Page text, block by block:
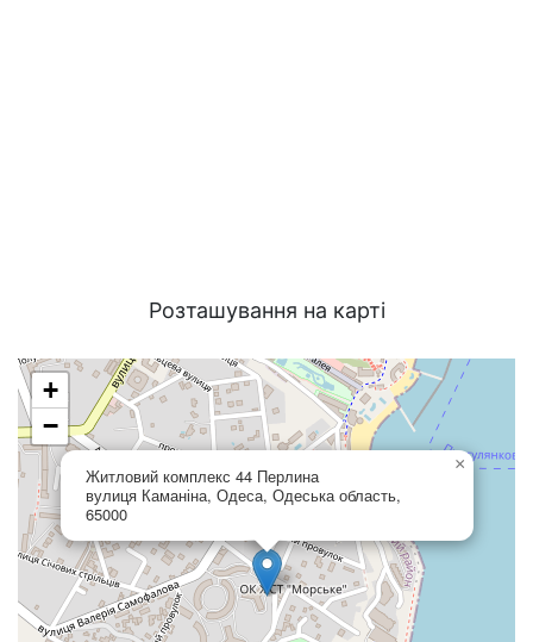
Розташування на карті
Житловий комплекс 44 Перлина
вулиця Каманіна, Одеса, Одеська область,
65000
×
+
−